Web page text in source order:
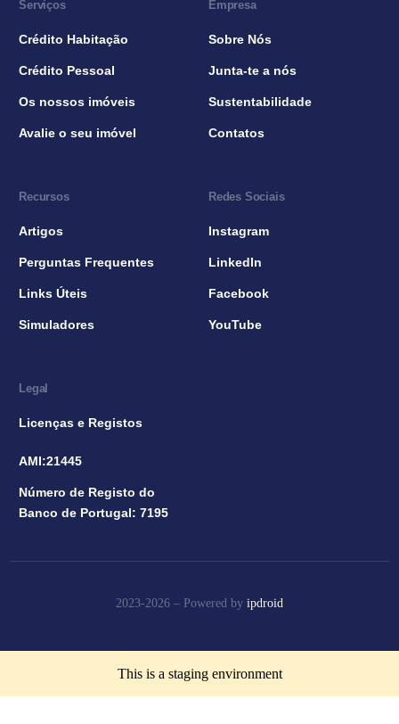
Serviços
Crédito Habitação
Crédito Pessoal
Os nossos imóveis
Avalie o seu imóvel
Empresa
Sobre Nós
Junta-te a nós
Sustentabilidade
Contatos
Recursos
Artigos
Perguntas Frequentes
Links Úteis
Simuladores
Redes Sociais
Instagram
LinkedIn
Facebook
YouTube
Legal
Licenças e Registos
AMI:21445
Número de Registo do
Banco de Portugal: 7195
2023-2026 – Powered by ipdroid
This is a staging environment